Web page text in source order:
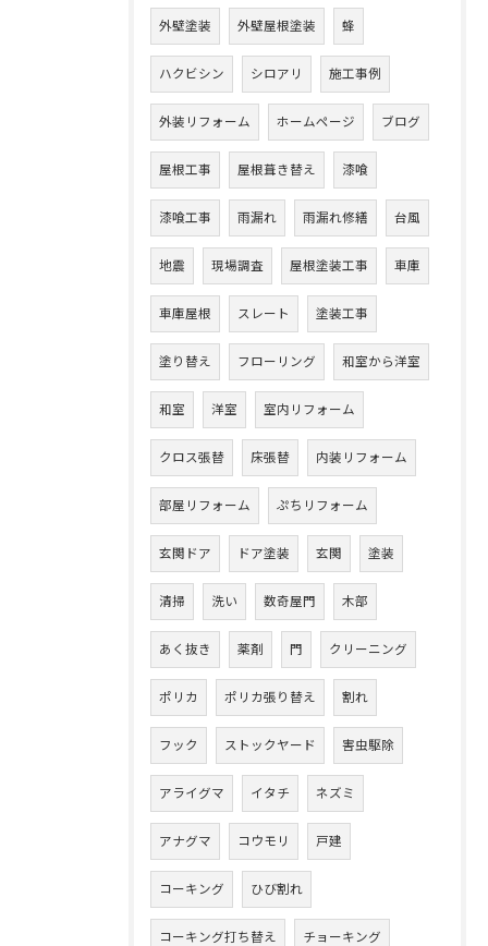
外壁塗装 外壁屋根塗装 蜂
ハクビシン シロアリ 施工事例
外装リフォーム ホームページ ブログ
屋根工事 屋根葺き替え 漆喰
漆喰工事 雨漏れ 雨漏れ修繕 台風
地震 現場調査 屋根塗装工事 車庫
車庫屋根 スレート 塗装工事
塗り替え フローリング 和室から洋室
和室 洋室 室内リフォーム
クロス張替 床張替 内装リフォーム
部屋リフォーム ぷちリフォーム
玄関ドア ドア塗装 玄関 塗装
清掃 洗い 数奇屋門 木部
あく抜き 薬剤 門 クリーニング
ポリカ ポリカ張り替え 割れ
フック ストックヤード 害虫駆除
アライグマ イタチ ネズミ
アナグマ コウモリ 戸建
コーキング ひび割れ
コーキング打ち替え チョーキング